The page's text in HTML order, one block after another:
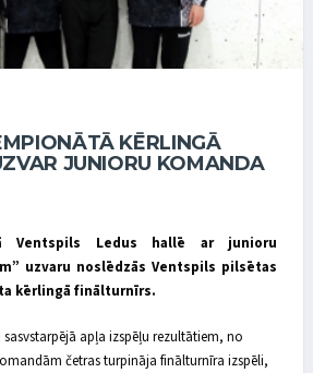
KĒRLINGĀ
JUNIORU KOMANDA
Ventspils Ledus hallē ar junioru
uzvaru noslēdzās Ventspils pilsētas
kērlingā finālturnīrs.
apļa izspēļu rezultātiem, no
četras turpināja finālturnīra izspēli,